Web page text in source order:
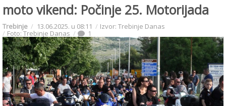
moto vikend: Počinje 25. Motorijada
Trebinje 13.06.2025. u 08:11 Izvor: Trebinje Danas
Foto: Trebinje Danas 1